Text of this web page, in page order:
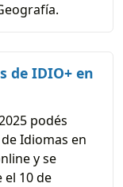
de IDIO+ en
podés
Idiomas en
y se
el 10 de